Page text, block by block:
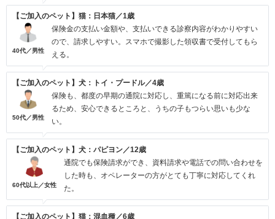
【ご加入のペット】猫：日本猫／1歳
40代／男性
保険金の支払い金額や、支払いできる診察内容がわかりやすい
ので、請求しやすい。スマホで撮影した領収書で受付してもら
える。
【ご加入のペット】犬：トイ・プードル／4歳
50代／男性
保険も、都度の早期の通院に対応し、重篤になる前に対応出来
るため、安心できるところと、うちの子もつらい思いも少な
い。
【ご加入のペット】犬：パピヨン／12歳
60代以上／女性
通院でも保険請求ができ、資料請求や電話での問い合わせを
した時も、オペレーターの方がとても丁寧に対応してくれ
た。
【ご加入のペット】猫：混血種／6歳